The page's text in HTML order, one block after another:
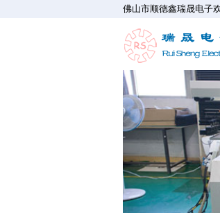
佛山市顺德鑫瑞晟电子